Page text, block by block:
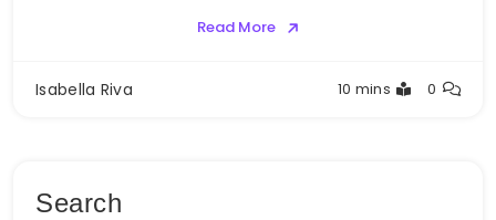
Read More
Isabella Riva 10 mins 0
Search